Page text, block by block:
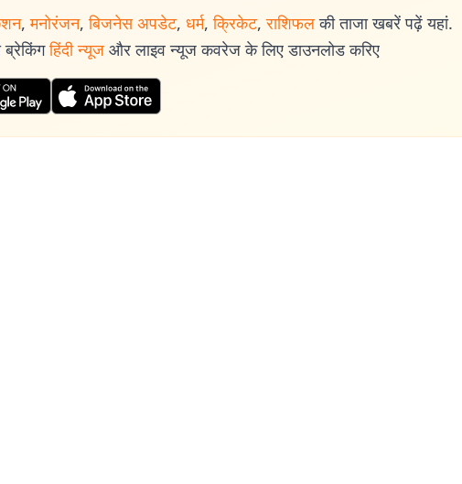
, मनोरंजन, बिजनेस अपडेट, धर्म, क्रिकेट, राशिफल की ताजा खबरें पढ़ें यहां.
ब्रेकिंग हिंदी न्यूज और लाइव न्यूज कवरेज के लिए डाउनलोड करिए